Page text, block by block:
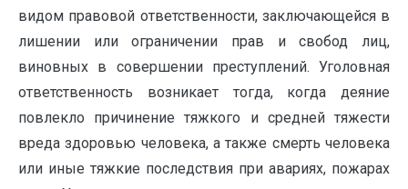
видом правовой ответственности, заключающейся в
лишении или ограничении прав и свобод лиц,
виновных в совершении преступлений. Уголовная
ответственность возникает тогда, когда деяние
повлекло причинение тяжкого и средней тяжести
вреда здоровью человека, а также смерть человека
или иные тяжкие последствия при авариях, пожарах